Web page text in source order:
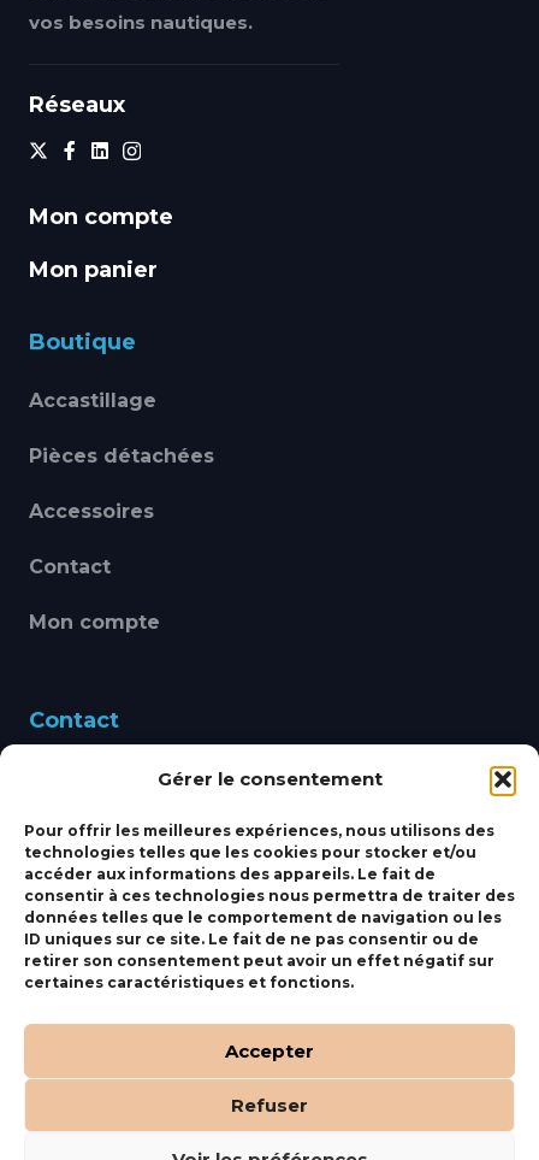
Gérer le consentement
Pour offrir les meilleures expériences, nous utilisons des
technologies telles que les cookies pour stocker et/ou
accéder aux informations des appareils. Le fait de
consentir à ces technologies nous permettra de traiter des
données telles que le comportement de navigation ou les
ID uniques sur ce site. Le fait de ne pas consentir ou de
retirer son consentement peut avoir un effet négatif sur
certaines caractéristiques et fonctions.
Accepter
Refuser
vos besoins nautiques.
Réseaux
Mon compte
Mon panier
Boutique
Accastillage
Pièces détachées
Accessoires
Contact
Mon compte
Contact
460 Avenue Alain Le
bbsmarine@bbs-
marine.fr
Fixe:04 27 50 24 50
Mobile:06 69 44 48 83
Orocom .